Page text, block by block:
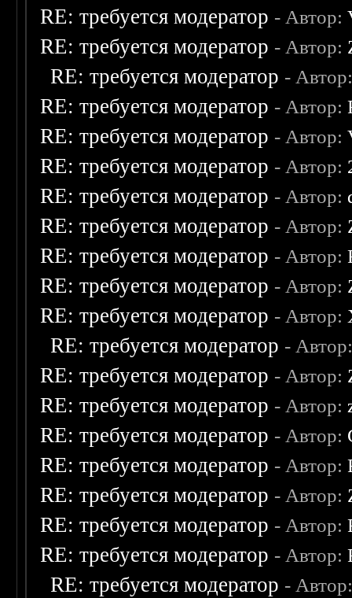
RE: требуется модератор - Автор:
RE: требуется модератор - Автор:
RE: требуется модератор -
RE: требуется модератор - Автор:
RE: требуется модератор - Автор:
RE: требуется модератор - Автор:
RE: требуется модератор - Автор:
RE: требуется модератор - Автор:
RE: требуется модератор - Автор:
RE: требуется модератор - Автор:
RE: требуется модератор - Автор:
RE: требуется модератор -
RE: требуется модератор - Автор:
RE: требуется модератор - Автор:
RE: требуется модератор - Автор:
RE: требуется модератор - Автор:
RE: требуется модератор - Автор:
RE: требуется модератор - Автор:
RE: требуется модератор - Автор:
RE: требуется модератор -